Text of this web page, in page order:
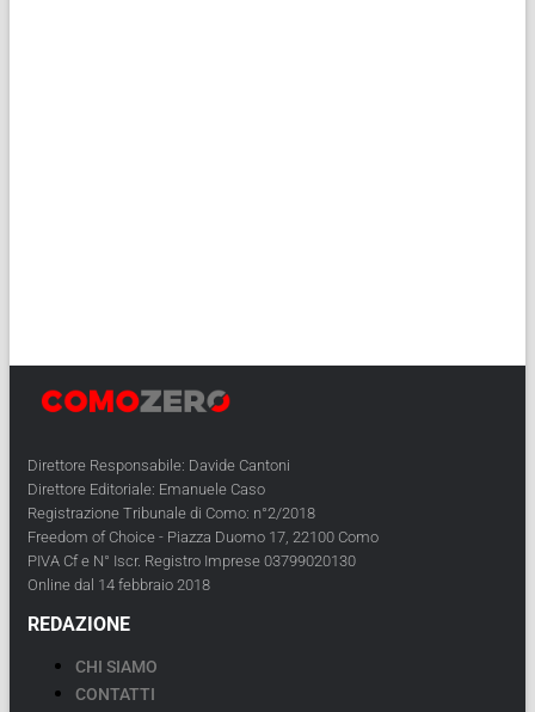
Direttore Responsabile: Davide Cantoni
Direttore Editoriale: Emanuele Caso
Registrazione Tribunale di Como: n°2/2018
Freedom of Choice - Piazza Duomo 17, 22100 Como
PIVA Cf e N° Iscr. Registro Imprese 03799020130
Online dal 14 febbraio 2018
REDAZIONE
CHI SIAMO
CONTATTI